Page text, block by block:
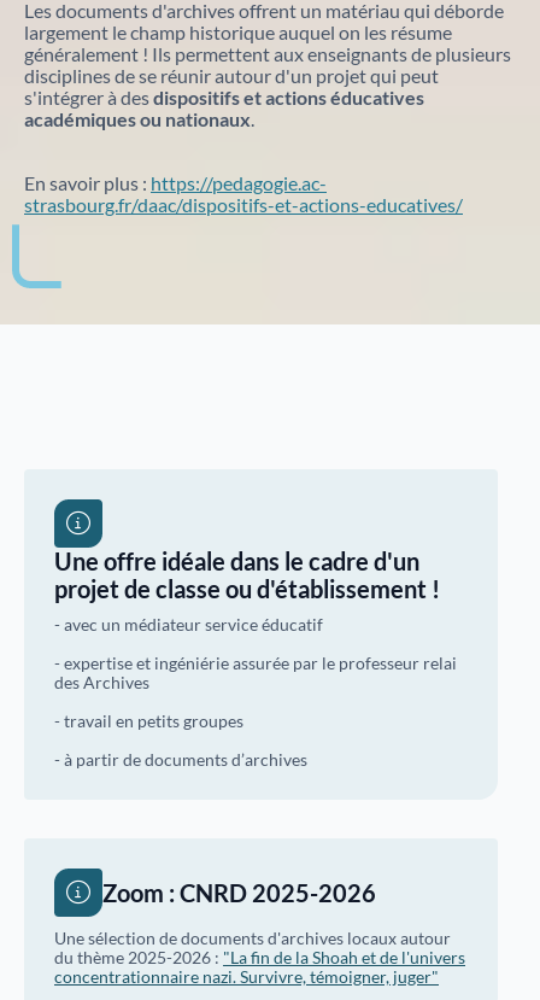
Nos débats citoyens
En savoir plus sur nos rencontres ouvertes à tous
autour de sujets historiques et sociétaux. Historiens,
spécialistes et public échangent dans un cadre convivial
Les documents d'archives offrent un matériau qui déborde
largement le champ historique auquel on les résume
généralement ! Ils permettent aux enseignants de plusieurs
disciplines de se réunir autour d'un projet qui peut
s'intégrer à desdispositifs et actions éducatives
académiques ou nationaux
En savoir plus : https://pedagogie.ac-
strasbourg.fr/daac/dispositifs-et-actions-educatives/
Une offre idéale dans le cadre d'un
projet de classe ou d'établissement !
- avec un médiateur service éducatif
- expertise et ingéniérie assurée par le professeur relai
des Archives
- travail en petits groupes
- à partir de documents d’archives
Zoom : CNRD 2025-2026
Une sélection de documents d'archives locaux autour
du thème 2025-2026 : "La fin de la Shoah et de l'univers
concentrationnaire nazi. Survivre, témoigner, juger"
Catalogue des bibliothèques des Archives d'Alsace
Aide à la recherche
proposons des fiches d'aide portant sur des
Evénements historiques, conflits et soldats
Justice Sites et bâtiments
Cadastre, enregistrement et notariat
Métiers et fonctions Culture et loisirs